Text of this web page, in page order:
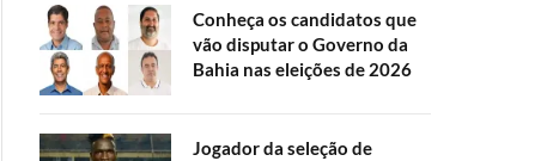
Conheça os candidatos que
vão disputar o Governo da
Bahia nas eleições de 2026
Jogador da seleção de